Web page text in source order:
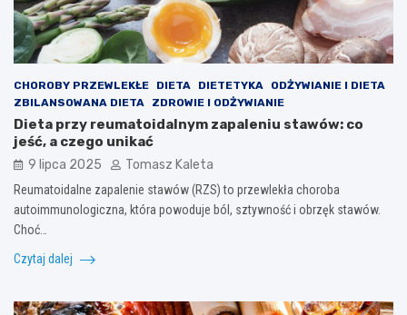
CHOROBY PRZEWLEKŁE DIETA DIETETYKA
ODŻYWIANIE I DIETA
ZBILANSOWANA DIETA
ZDROWIE I ODŻYWIANIE
Dieta przy reumatoidalnym zapaleniu stawów: co
jeść, a czego unikać
9 lipca 2025 Tomasz Kaleta
Reumatoidalne zapalenie stawów (RZS) to przewlekła choroba
autoimmunologiczna, która powoduje ból, sztywność i obrzęk stawów.
Choć…
Czytaj dalej